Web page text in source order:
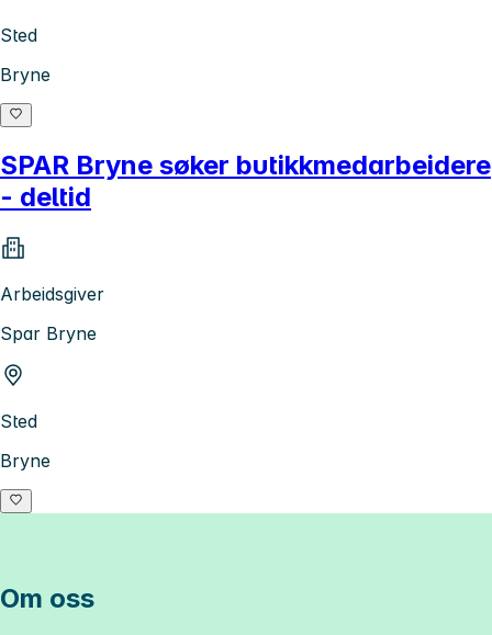
Sted
Bryne
SPAR Bryne søker butikkmedarbeidere
- deltid
Arbeidsgiver
Spar Bryne
Sted
Bryne
Om oss